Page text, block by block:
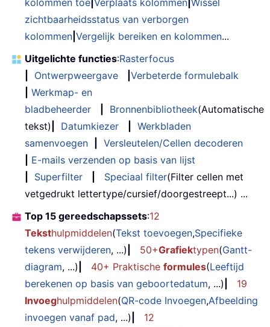
zichtbaarheidsstatus van verborgen
kolommen Vergelijk bereiken en kolommen...
Uitgelichte functies:Rasterfocus
Ontwerpweergave
Verbeterde formulebalk
Werkmap- en
bladbeheerder
Bronnenbibliotheek(Automatische
tekst)
Datumkiezer
Werkbladen
samenvoegen
Versleutelen/Cellen decoderen
E-mails verzenden op basis van lijst
Superfilter Speciaal filter(Filter cellen met
vetgedrukt lettertype/cursief/doorgestreept...) ...
Top 15 gereedschapssets:12
Teksthulpmiddelen(Tekst toevoegen,Specifieke
tekens verwijderen, ...) 50+Grafiektypen(Gantt-
diagram, ...) 40+ Praktische formules(Leeftijd
berekenen op basis van geboortedatum, ...)
19
Invoeghulpmiddelen(QR-code Invoegen,Afbeelding
invoegen vanaf pad, ...)
12